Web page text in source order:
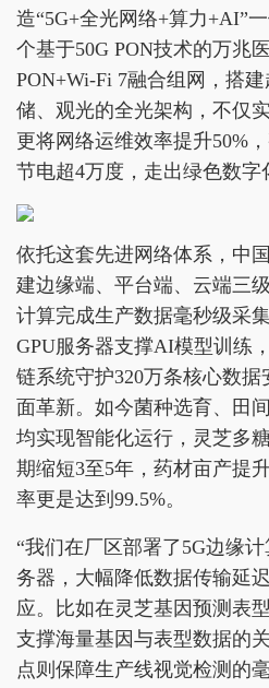
造“5G+全光网络+算力+AI”
个基于50G PON技术的万兆
PON+Wi-Fi 7融合组网，搭
储、观光的全光架构，不仅
更将网络运维效率提升50%
节电超4万度，走出绿色数字
依托这套先进网络体系，中
建边缘端、平台端、云端三
计算完成生产数据毫秒级采
GPU服务器支撑AI模型训练
链系统守护320万条核心数
面革新。如今菌种选育、田
均实现智能化运行，灵芝多
期缩短3至5年，药材亩产提
率更是达到99.5%。
“我们在厂区部署了5G边缘
务器，大幅降低数据传输延
应。比如在灵芝基因预测表
支撑海量基因与表型数据的
点则保障生产线视觉检测的